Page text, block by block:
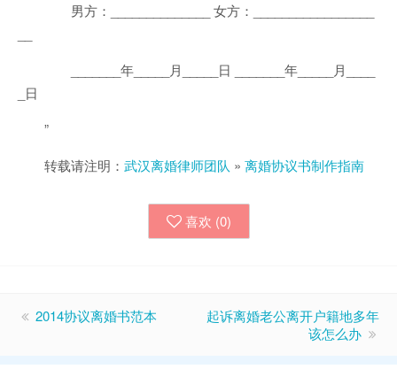
男方：______________ 女方：_________________
_______年_____月_____日 _______年_____月____
_日
”
转载请注明： 武汉离婚律师团队 » 离婚协议书制作指南
喜欢 (0)
2014协议离婚书范本
起诉离婚老公离开户籍地多年
该怎么办